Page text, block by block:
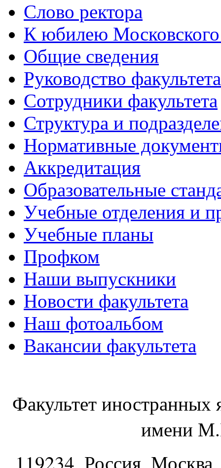
Слово ректора
К юбилею Московского
Общие сведения
Руководство факультета
Сотрудники факультета
Структура и
Нормативные
Аккредитация
Образовательные
Учебные отделения и
Учебные планы
Профком
Наши выпускники
Новости факультета
Наш фотоальбом
Вакансии факультета
Факультет
имени
119234 , Россия,